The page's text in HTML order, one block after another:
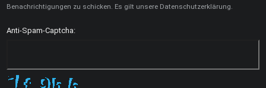
Benachrichtigungen zu schicken. Es gilt unsere Datenschutzerklärung.
Anti-Spam-Captcha: